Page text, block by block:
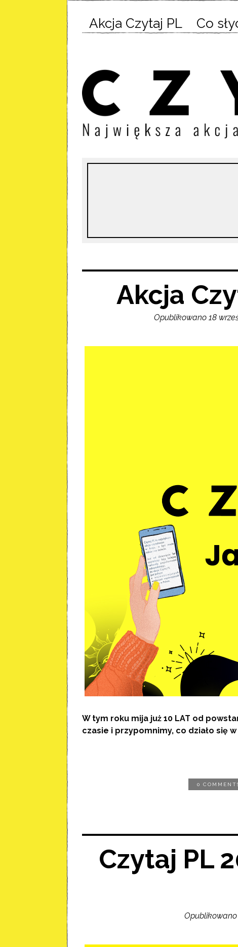
Akcja Czytaj PL Co
Akcja
Opublikowano 18
W tym roku mija już 10 LAT od
czasie i przypomnimy, co działo się
0
Czytaj PL